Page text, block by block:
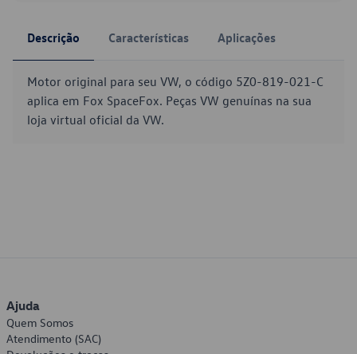
Descrição Características Aplicações
Motor original para seu VW, o código 5Z0-819-021-C
aplica em Fox SpaceFox. Peças VW genuínas na sua
loja virtual oficial da VW.
Ajuda
Quem Somos
Atendimento (SAC)